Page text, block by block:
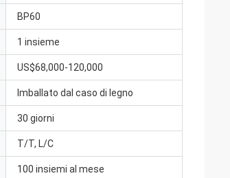
BP60
1 insieme
US$68,000-120,000
Imballato dal caso di legno
30 giorni
T/T, L/C
100 insiemi al mese